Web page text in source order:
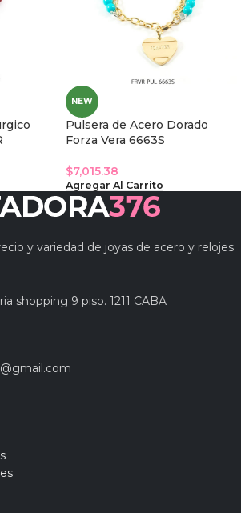
NEW
Pulsera de Acero Dorado
Forza Vera 6663S
$7,015.38
Agregar Al Carrito
y variedad de joyas de acero y relojes
shopping 9 piso. 1211 CABA